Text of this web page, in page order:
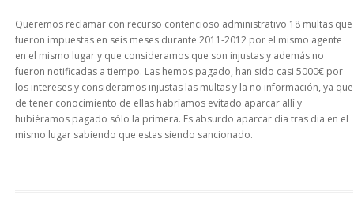
Queremos reclamar con recurso contencioso administrativo 18 multas que
fueron impuestas en seis meses durante 2011-2012 por el mismo agente
en el mismo lugar y que consideramos que son injustas y además no
fueron notificadas a tiempo. Las hemos pagado, han sido casi 5000€ por
los intereses y consideramos injustas las multas y la no información, ya que
de tener conocimiento de ellas habríamos evitado aparcar allí y
hubiéramos pagado sólo la primera. Es absurdo aparcar dia tras dia en el
mismo lugar sabiendo que estas siendo sancionado.